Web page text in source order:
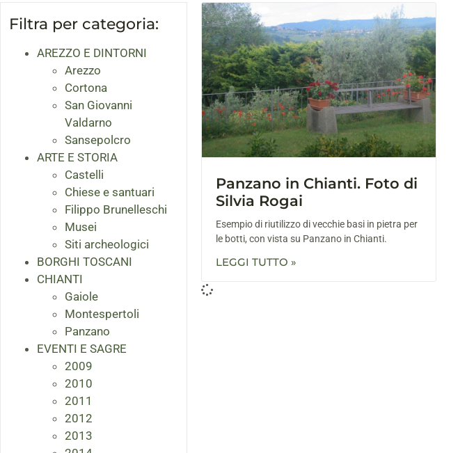
Filtra per categoria:
AREZZO E DINTORNI
Arezzo
Cortona
San Giovanni
Valdarno
Sansepolcro
ARTE E STORIA
Castelli
Chiese e santuari
Filippo Brunelleschi
Musei
Siti archeologici
BORGHI TOSCANI
CHIANTI
Gaiole
Montespertoli
Panzano
EVENTI E SAGRE
2009
2010
2011
2012
2013
Panzano in Chianti. Foto di
Silvia Rogai
Esempio di riutilizzo di vecchie basi in pietra per
le botti, con vista su Panzano in Chianti.
LEGGI TUTTO »